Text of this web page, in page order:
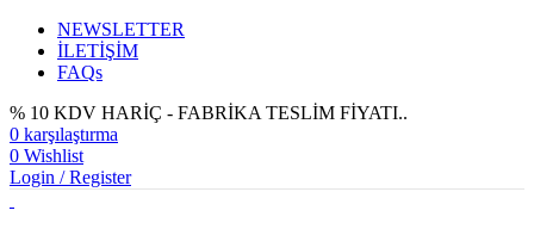
NEWSLETTER
İLETİŞİM
FAQs
% 10 KDV HARİÇ - FABRİKA TESLİM FİYATI..
0 karşılaştırma
0 Wishlist
Login / Register